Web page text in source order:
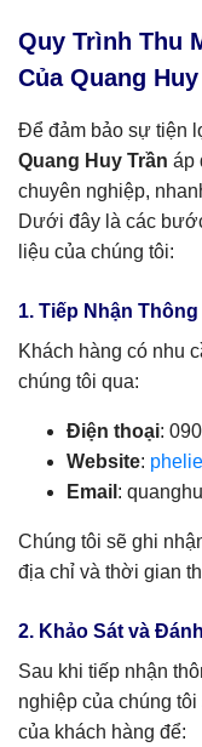
Quy Trình Thu
Của Quang
Để đảm bảo sự tiện
Quang Huy Trần áp
chuyên nghiệp,
Dưới đây là các
liệu của chúng tôi:
1. Tiếp Nhận Thông
Khách hàng có nhu
chúng tôi qua:
Điện thoại:
Website:
Email :
Chúng tôi sẽ ghi
địa chỉ và thời gian
2. Khảo Sát và
Sau khi tiếp nhận
nghiệp của chúng
của khách hàng để: